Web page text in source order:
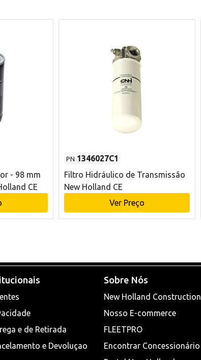
- 98 mm
CE
PN 1346027C1
Filtro Hidráulico de Transmissão
New Holland CE
Ver Preço
e de Retirada
e Devoluçao
Sobre Nós
New Holland Construction
Nosso E-commerce
FLEETPRO
Encontrar Concessionário